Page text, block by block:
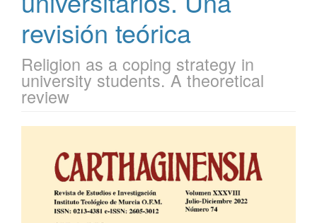
revisión teórica
Religion as a coping strategy in
university students. A theoretical
review